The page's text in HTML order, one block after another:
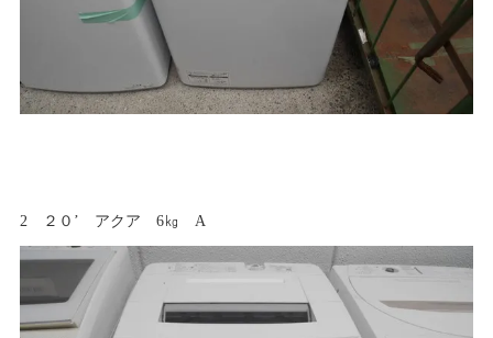
2 ２０’ アクア 6㎏ A